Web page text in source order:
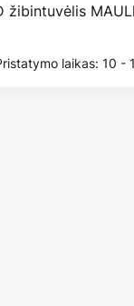
žibintuvėlis
laikas: 10 -